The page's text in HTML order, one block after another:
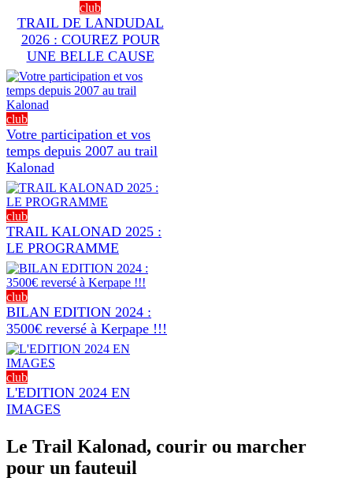
club
TRAIL DE LANDUDAL
2026 : COUREZ POUR
UNE BELLE CAUSE
club
Votre participation et vos
temps depuis 2007 au trail
Kalonad
club
TRAIL KALONAD 2025 :
LE PROGRAMME
club
BILAN EDITION 2024 :
3500€ reversé à Kerpape !!!
club
L'EDITION 2024 EN
IMAGES
Le Trail Kalonad, courir ou marcher
pour un fauteuil